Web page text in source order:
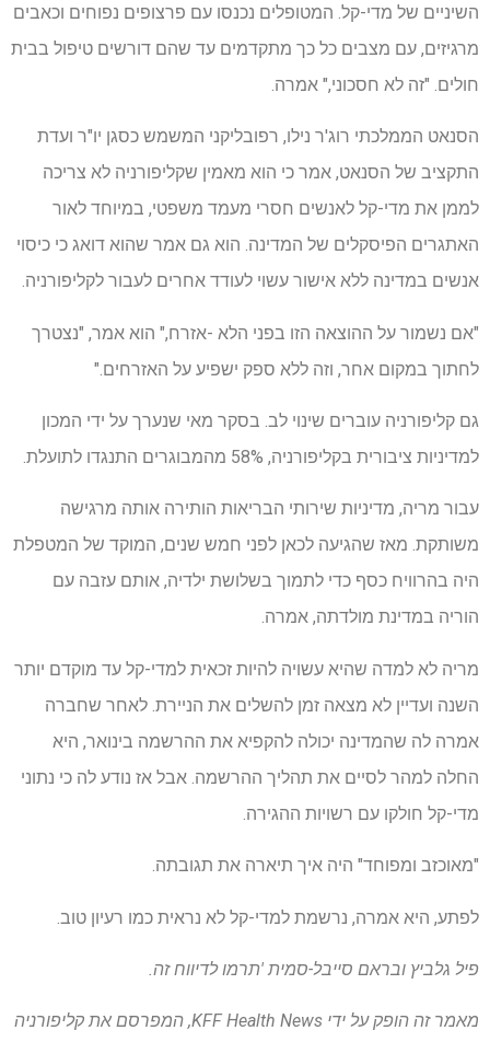
השיניים של מדי-קל. המטופלים נכנסו עם פרצופים נפוחים וכאבים
מרגיזים, עם מצבים כל כך מתקדמים עד שהם דורשים טיפול בבית
חולים. "זה לא חסכוני," אמרה.
הסנאט הממלכתי רוג'ר נילו, רפובליקני המשמש כסגן יו"ר ועדת
התקציב של הסנאט, אמר כי הוא מאמין שקליפורניה לא צריכה
לממן את מדי-קל לאנשים חסרי מעמד משפטי, במיוחד לאור
האתגרים הפיסקלים של המדינה. הוא גם אמר שהוא דואג כי כיסוי
אנשים במדינה ללא אישור עשוי לעודד אחרים לעבור לקליפורניה.
"אם נשמור על ההוצאה הזו בפני הלא -אזרח," הוא אמר, "נצטרך
לחתוך במקום אחר, וזה ללא ספק ישפיע על האזרחים."
גם קליפורניה עוברים שינוי לב. בסקר מאי שנערך על ידי המכון
למדיניות ציבורית בקליפורניה, 58% מהמבוגרים התנגדו לתועלת.
עבור מריה, מדיניות שירותי הבריאות הותירה אותה מרגישה
משותקת. מאז שהגיעה לכאן לפני חמש שנים, המוקד של המטפלת
היה בהרוויח כסף כדי לתמוך בשלושת ילדיה, אותם עזבה עם
הוריה במדינת מולדתה, אמרה.
מריה לא למדה שהיא עשויה להיות זכאית למדי-קל עד מוקדם יותר
השנה ועדיין לא מצאה זמן להשלים את הניירת. לאחר שחברה
אמרה לה שהמדינה יכולה להקפיא את ההרשמה בינואר, היא
החלה למהר לסיים את תהליך ההרשמה. אבל אז נודע לה כי נתוני
מדי-קל חולקו עם רשויות ההגירה.
"מאוכזב ומפוחד" היה איך תיארה את תגובתה.
לפתע, היא אמרה, נרשמת למדי-קל לא נראית כמו רעיון טוב.
פיל גלביץ ובראם סייבל-סמית 'תרמו לדיווח זה.
מאמר זה הופק על ידי KFF Health News, המפרסם את קליפורניה